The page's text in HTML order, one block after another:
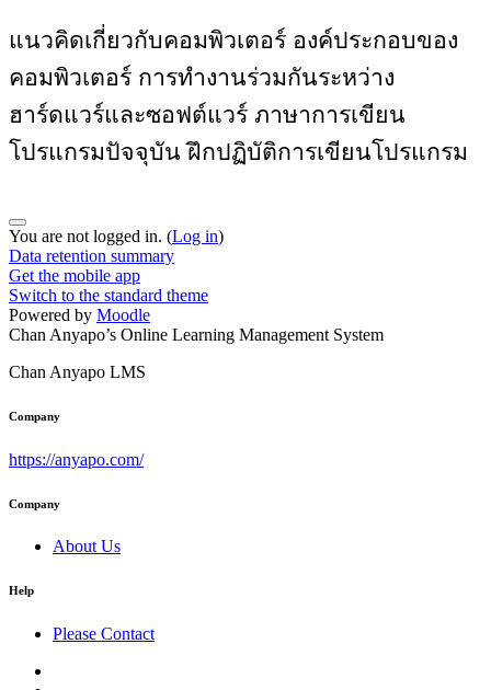
แนวคิดเกี่ยวกับคอมพิวเตอร์ องค์ประกอบของ
คอมพิวเตอร์ การทำงานร่วมกันระหว่าง
ฮาร์ดแวร์และซอฟต์แวร์ ภาษาการเขียน
โปรแกรมปัจจุบัน ฝึกปฏิบัติการเขียนโปรแกรม
You are not logged in. (Log in)
Data retention summary
Get the mobile app
Switch to the standard theme
Powered by Moodle
Chan Anyapo’s Online Learning Management System
Chan Anyapo LMS
Company
https://anyapo.com/
Company
About Us
Help
Please Contact